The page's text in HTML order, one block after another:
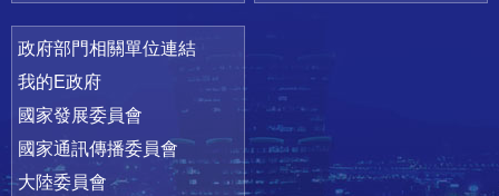
政府部門相關單位連結
我的E政府
國家發展委員會
國家通訊傳播委員會
大陸委員會